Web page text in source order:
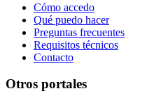
Cómo accedo
Qué puedo hacer
Preguntas frecuentes
Requisitos técnicos
Contacto
Otros portales